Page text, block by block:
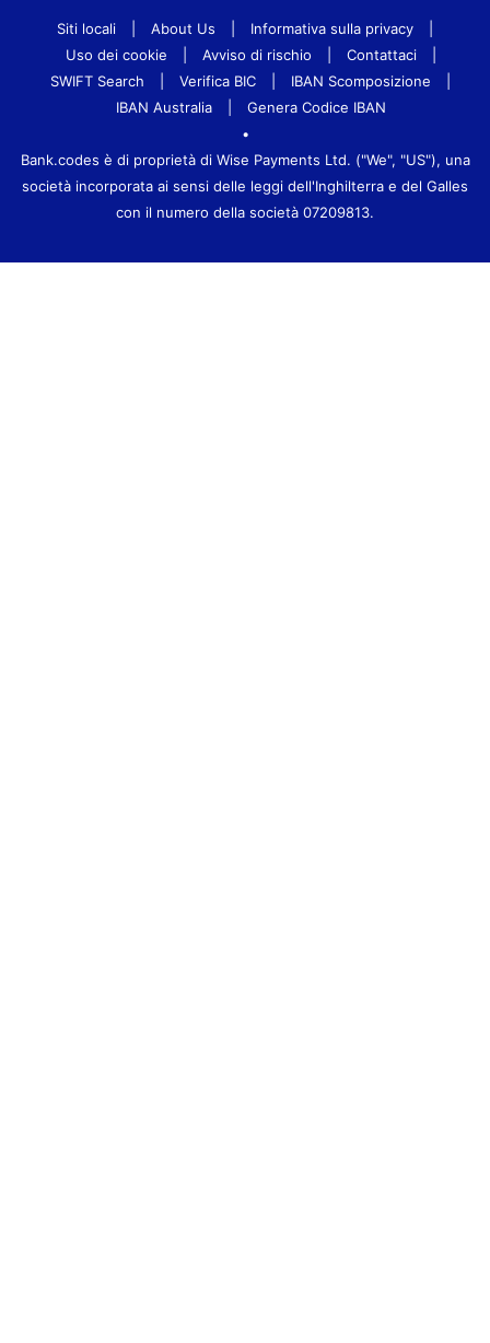
Siti locali About Us Informativa sulla privacy
Uso dei cookie
Avviso di rischio Contattaci
SWIFT Search
Verifica BIC IBAN Scomposizione
IBAN Australia
Genera Codice IBAN
•
Bank.codes è di proprietà di Wise Payments Ltd. ("We", "US"), una
società incorporata ai sensi delle leggi dell'Inghilterra e del Galles
con il numero della società 07209813.